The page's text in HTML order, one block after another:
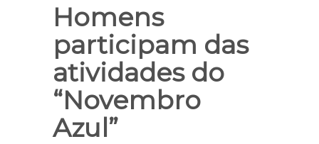
Homens
participam das
atividades do
“Novembro
Azul”